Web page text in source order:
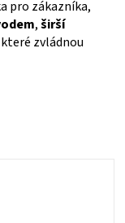
pro zákazníka,
,širší
zvládnou